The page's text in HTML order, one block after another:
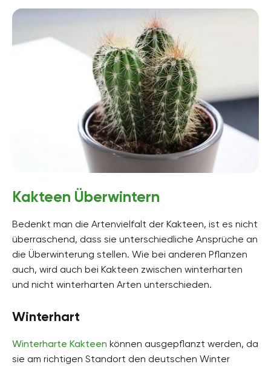
Kakteen Überwintern
Bedenkt man die Artenvielfalt der Kakteen, ist es nicht
überraschend, dass sie unterschiedliche Ansprüche an
die Überwinterung stellen. Wie bei anderen Pflanzen
auch, wird auch bei Kakteen zwischen winterharten
und nicht winterharten Arten unterschieden.
Winterhart
Winterharte Kakteen können ausgepflanzt werden, da
sie am richtigen Standort den deutschen Winter